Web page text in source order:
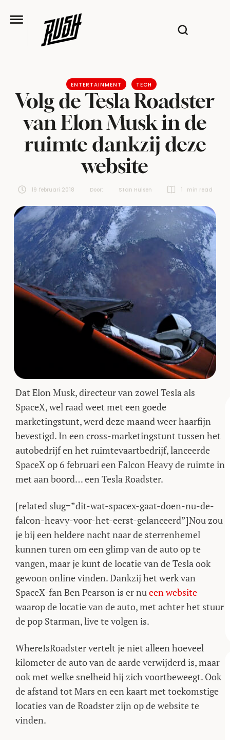
ENTERTAINMENT TECH
Volg de Tesla Roadster
van Elon Musk in de
ruimte dankzij deze
website
19 februari 2018 Door: Stan Hulsen 1 min read
Dat Elon Musk, directeur van zowel Tesla als
SpaceX, wel raad weet met een goede
marketingstunt, werd deze maand weer haarfijn
bevestigd. In een cross-marketingstunt tussen het
autobedrijf en het ruimtevaartbedrijf, lanceerde
SpaceX op 6 februari een Falcon Heavy de ruimte in
met aan boord… een Tesla Roadster.
[related slug=”dit-wat-spacex-gaat-doen-nu-de-
falcon-heavy-voor-het-eerst-gelanceerd”]Nou zou
je bij een heldere nacht naar de sterrenhemel
kunnen turen om een glimp van de auto op te
vangen, maar je kunt de locatie van de Tesla ook
gewoon online vinden. Dankzij het werk van
SpaceX-fan Ben Pearson is er nueen website
waarop de locatie van de auto, met achter het stuur
de pop Starman, live te volgen is.
WhereIsRoadster vertelt je niet alleen hoeveel
kilometer de auto van de aarde verwijderd is, maar
ook met welke snelheid hij zich voortbeweegt. Ook
de afstand tot Mars en een kaart met toekomstige
locaties van de Roadster zijn op de website te
vinden.